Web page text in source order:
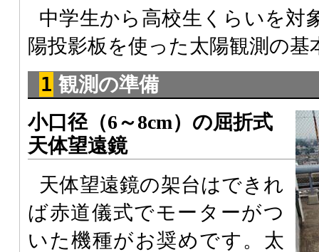
中学生から高校生くらいを対
陽投影板を使った太陽観測の
1 観測の準備
小口径（6～8cm）の屈折式
天体望遠鏡
天体望遠鏡の架台はできれ
ば赤道儀式でモーターがつ
いた機種がお奨めです。太